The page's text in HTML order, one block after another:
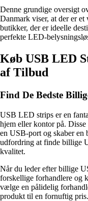
Denne grundige oversigt
Danmark viser, at der er
butikker, der er ideelle
perfekte LED-
Køb USB LED
af Tilbud
Find De Bedste
USB LED strips er en
hjem eller kontor på.
en USB-port og skaber en
udfordring at finde billige
kvalitet.
Når du leder efter billige
forskellige forhandlere og
vælge en pålidelig
produkt til en fornuftig pris.